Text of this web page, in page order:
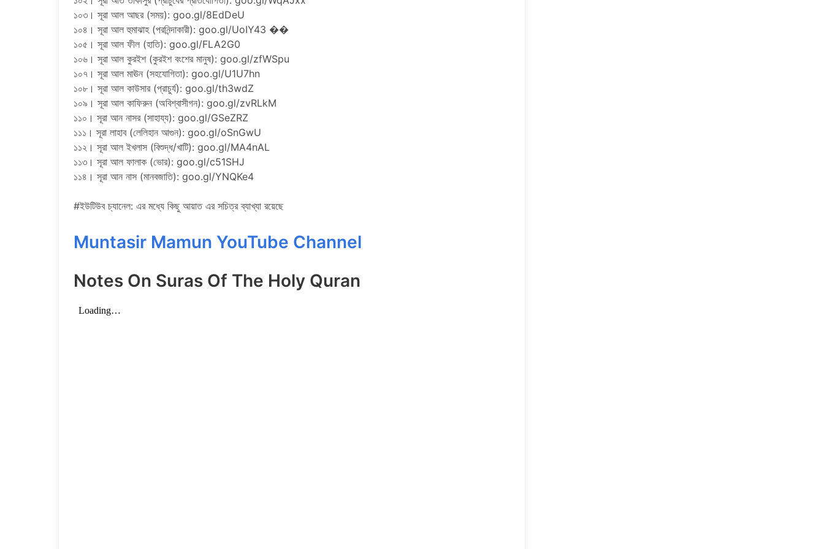
১০৩। সূরা আল আছর (সময়): goo.gl/8EdDeU
১০৪। সূরা আল হুমাঝাহ (পরনিন্দাকারী): goo.gl/UoIY43 ��
১০৫। সূরা আল ফীল (হাতি): goo.gl/FLA2G0
১০৬। সূরা আল কুরইশ (কুরইশ বংশের মানুষ): goo.gl/zfWSpu
১০৭। সূরা আল মাঊন (সহযোগিতা): goo.gl/U1U7hn
১০৮। সূরা আল কাউসার (প্রাচুর্য): goo.gl/th3wdZ
১০৯। সূরা আল কাফিরুন (অবিশ্বাসীগন): goo.gl/zvRLkM
১১০। সূরা আন নাসর (সাহায্য): goo.gl/GSeZRZ
১১১। সূরা লাহাব (লেলিহান আগুন): goo.gl/oSnGwU
১১২। সূরা আল ইখলাস (বিশুদ্ধ/খাটি): goo.gl/MA4nAL
১১৩। সূরা আল ফালাক (ভোর): goo.gl/c51SHJ
১১৪। সূরা আন নাস (মানবজাতি): goo.gl/YNQKe4
#ইউটিউব চ্যানেল: এর মধ্যে কিছু আয়াত এর সচিত্র ব্যাখ্যা রয়েছে
Muntasir Mamun YouTube Channel
Notes On Suras Of The Holy Quran